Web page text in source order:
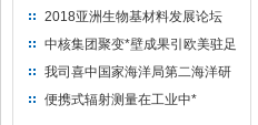
完成检测报告 临床试验正式启动
2018亚洲生物基材料发展论坛
中核集团聚变*壁成果引欧美驻足
“人造太阳”指日可待
我司喜中国家海洋局第二海洋研
究所采购低本底液体闪烁计数器
便携式辐射测量在工业中*